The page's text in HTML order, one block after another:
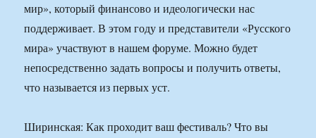
мир», который финансово и идеологически нас
поддерживает. В этом году и представители «Русского
мира» участвуют в нашем форуме. Можно будет
непосредственно задать вопросы и получить ответы,
что называется из первых уст.
Ширинская: Как проходит ваш фестиваль? Что вы